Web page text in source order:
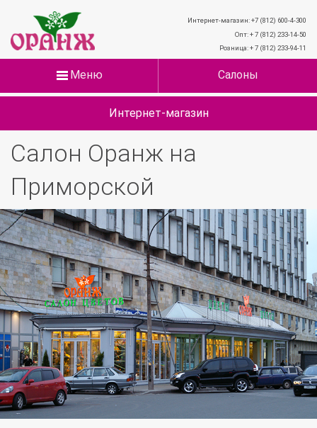
Интернет-магазин: +7 (812) 600-4-300
Опт: + 7 (812) 233-14-50
Розница: + 7 (812) 233-94-11
Меню Салоны
Интернет-магазин
Салон Оранж на
Приморской